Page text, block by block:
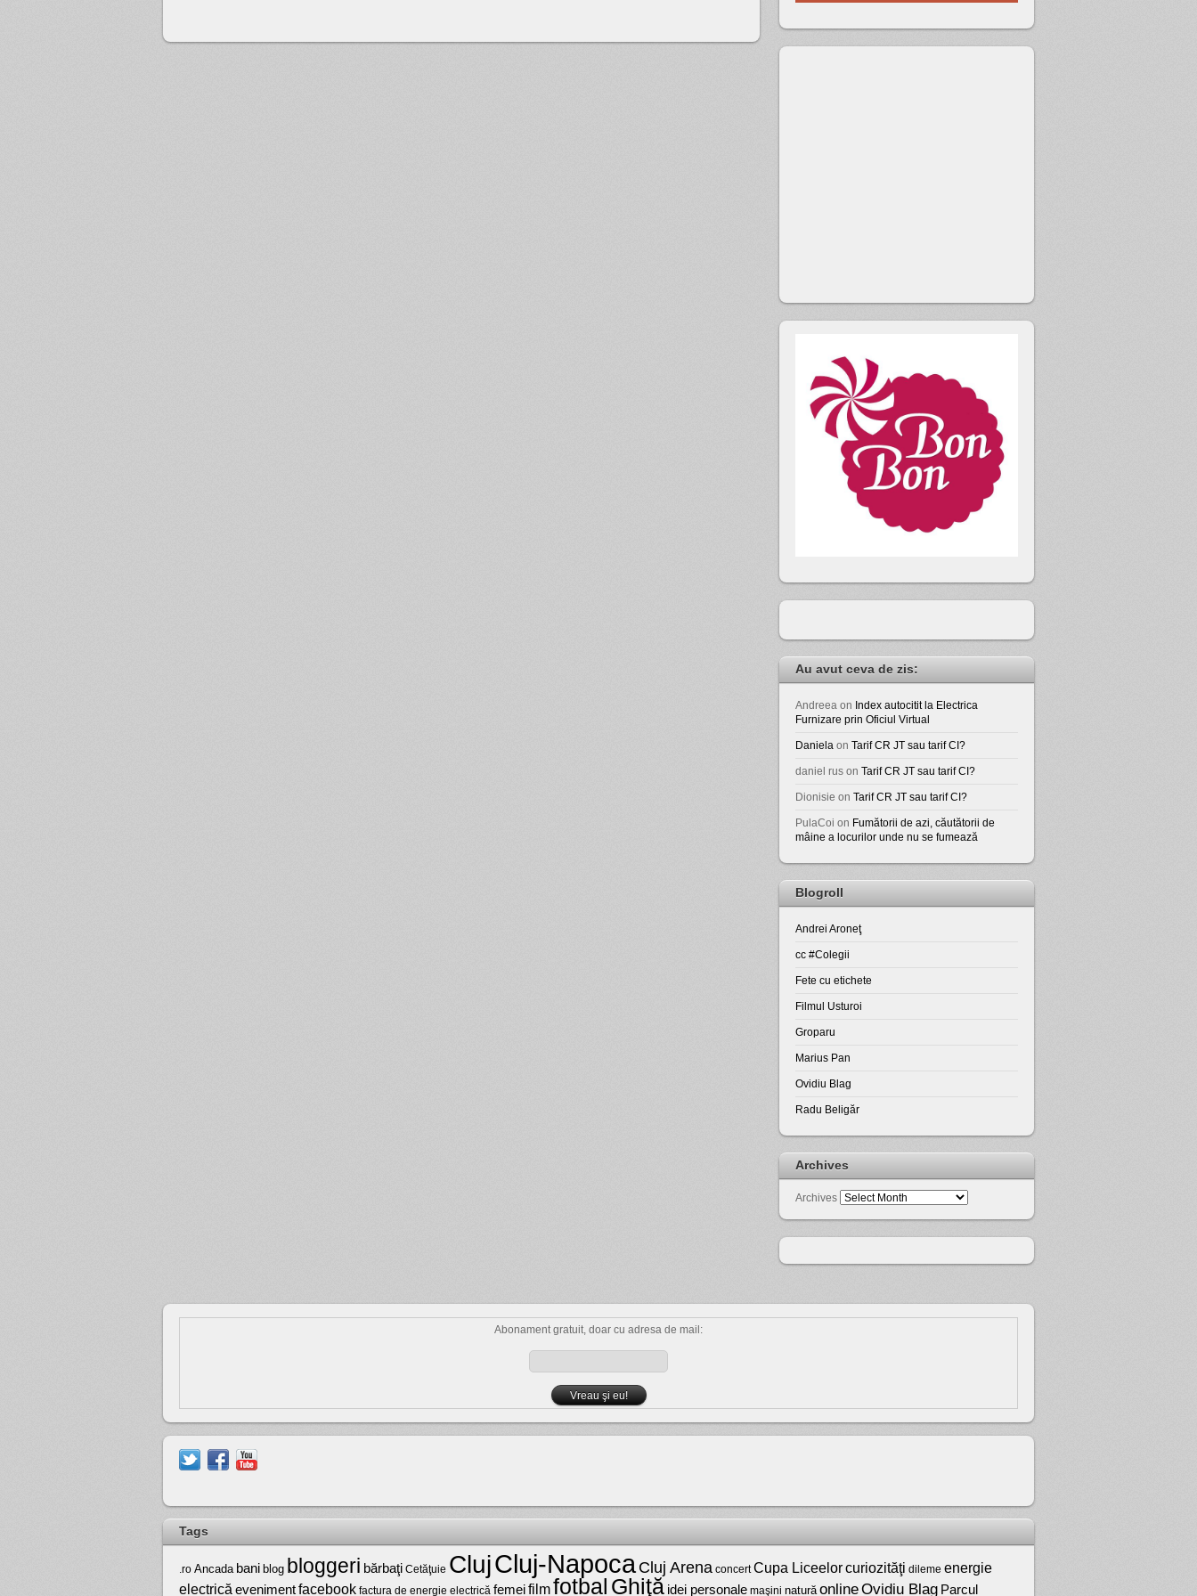
Au avut ceva de zis:
Andreea on Index autocitit la Electrica
Furnizare prin Oficiul Virtual
Daniela on Tarif CR JT sau tarif CI?
daniel rus on Tarif CR JT sau tarif CI?
Dionisie on Tarif CR JT sau tarif CI?
PulaCoi on Fumătorii de azi, căutătorii de
mâine a locurilor unde nu se fumează
Blogroll
Andrei Aroneţ
cc #Colegii
Fete cu etichete
Filmul Usturoi
Groparu
Marius Pan
Ovidiu Blag
Radu Beligăr
Archives
Archives
Abonament gratuit, doar cu adresa de mail:
Tags
.ro Ancada bani blog bloggeri bărbaţi Cetăţuie ClujCluj-Napoca Cluj Arena concert Cupa Liceelorcuriozităţi dileme energie
electrică evenimentfacebook factura de energie electrică femeifilmfotbal Ghiţă idei personale maşini natură onlineOvidiu Blag Parcul